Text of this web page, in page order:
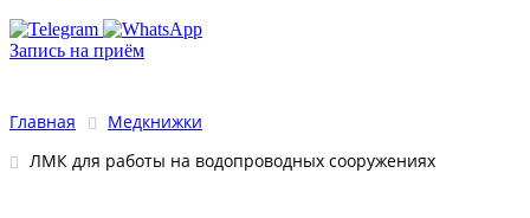
Запись на приём
Главная
Медкнижки
ЛМК для работы на водопроводных сооружениях